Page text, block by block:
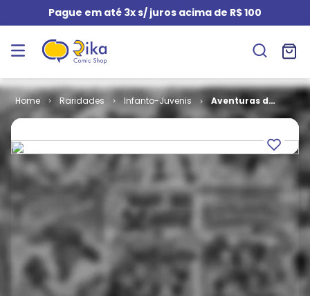
Pague em até 3x s/ juros acima de R$ 100
Raridades Infanto-Juvenis
Aventuras do
Didi # 25